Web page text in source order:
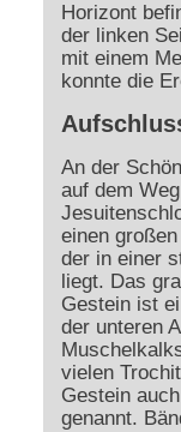
Horizont
der linken
mit einem
konnte die
An der
auf dem
einen
der in einer
liegt. Das
Gestein ist
der unteren
vielen
Gestein
genannt.